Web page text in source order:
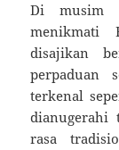
Di musim
menikmati
disajikan
perpaduan
terkenal
dianugerahi
rasa